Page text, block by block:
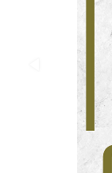
непознанное
Философия